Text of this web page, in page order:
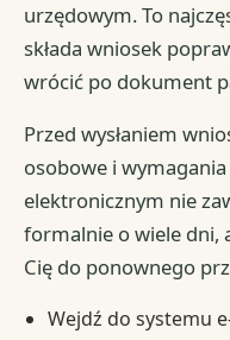
urzędowym. To
składa wniosek
wrócić po dokument
Przed wysłaniem
osobowe i
elektronicznym nie
formalnie o wiele dni,
Cię do ponownego
Wejdź do systemu